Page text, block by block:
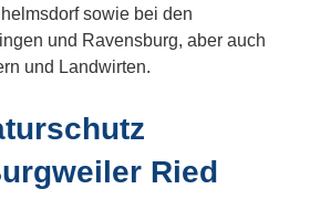
sowie bei den
und Ravensburg, aber auch
und Landwirten.
Ried